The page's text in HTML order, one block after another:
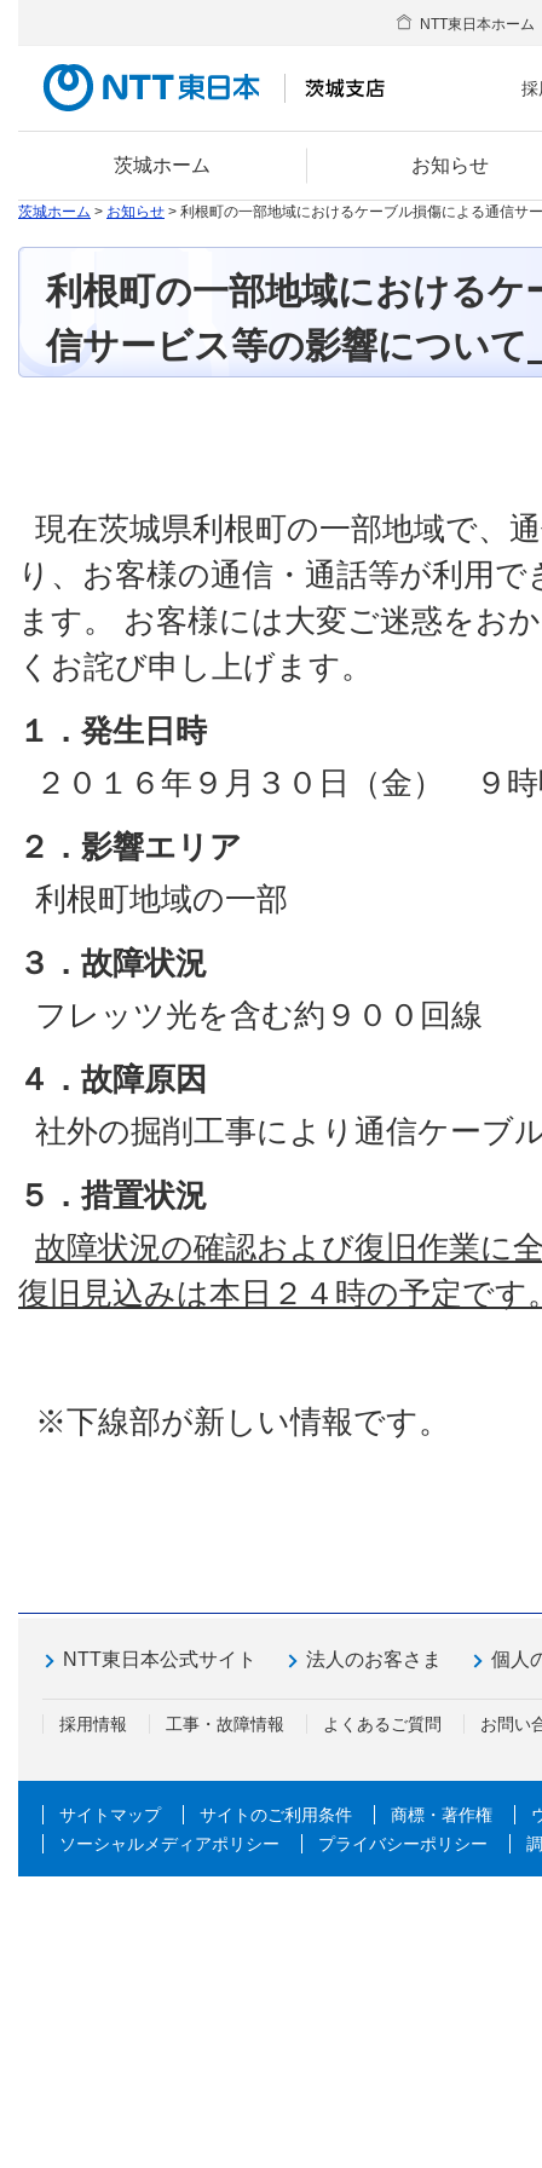
茨城ホーム お知らせ
NTT東日本ホーム
採
茨城ホーム > お知らせ > 利根町の一部地域におけるケーブル損傷による通信サ
利根町の一部地域におけるケ
信サービス等の影響について
現在茨城県利根町の一部地域で、
り、お客様の通信・通話等が利用
ます。 お客様には大変ご迷惑をお
くお詫び申し上げます。
１．発生日時
２０１６年９月３０日（金） ９
２．影響エリア
利根町地域の一部
３．故障状況
フレッツ光を含む約９００回線
４．故障原因
社外の掘削工事により通信ケーブ
５．措置状況
故障状況の確認および復旧作業に
復旧見込みは本日２４時の予定です
※下線部が新しい情報です。
NTT東日本公式サイト 法人のお客さま 個人
採用情報 工事・故障情報 よくあるご質問 お問い
サイトマップ サイトのご利用条件 商標・著作権
ソーシャルメディアポリシー
プライバシーポリシー